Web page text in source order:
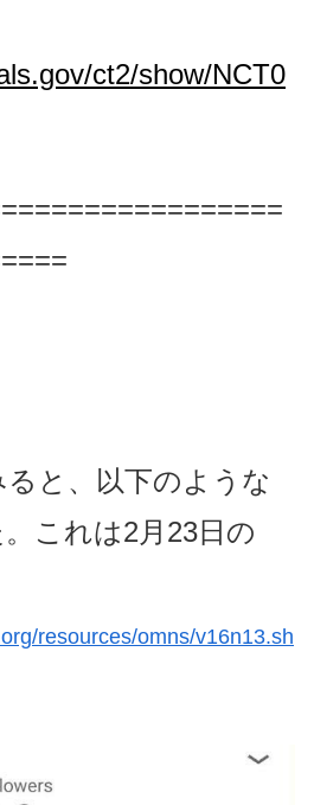
ct2/show/NCT0
と、以下のような
これは2月23日の
resources/omns/v16n13.sh